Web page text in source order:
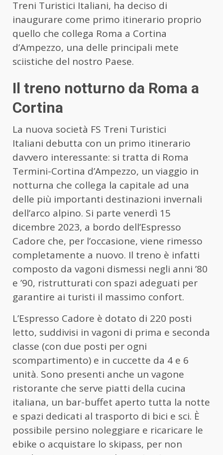
Treni Turistici Italiani, ha deciso di
inaugurare come primo itinerario proprio
quello che collega Roma a Cortina
d’Ampezzo, una delle principali mete
sciistiche del nostro Paese.
Il treno notturno da Roma a
Cortina
La nuova società FS Treni Turistici
Italiani debutta con un primo itinerario
davvero interessante: si tratta di Roma
Termini-Cortina d’Ampezzo, un viaggio in
notturna che collega la capitale ad una
delle più importanti destinazioni invernali
dell’arco alpino. Si parte venerdì 15
dicembre 2023, a bordo dell’Espresso
Cadore che, per l’occasione, viene rimesso
completamente a nuovo. Il treno è infatti
composto da vagoni dismessi negli anni ’80
e ’90, ristrutturati con spazi adeguati per
garantire ai turisti il massimo confort.
L’Espresso Cadore è dotato di 220 posti
letto, suddivisi in vagoni di prima e seconda
classe (con due posti per ogni
scompartimento) e in cuccette da 4 e 6
unità. Sono presenti anche un vagone
ristorante che serve piatti della cucina
italiana, un bar-buffet aperto tutta la notte
e spazi dedicati al trasporto di bici e sci. È
possibile persino noleggiare e ricaricare le
ebike o acquistare lo skipass, per non